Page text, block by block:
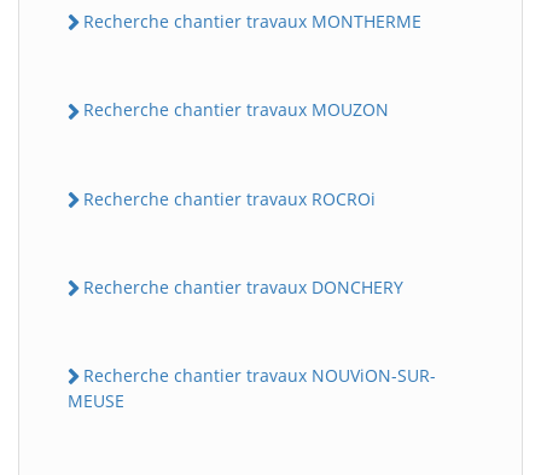
Recherche chantier travaux MONTHERME
Recherche chantier travaux MOUZON
Recherche chantier travaux ROCROi
Recherche chantier travaux DONCHERY
Recherche chantier travaux NOUViON-SUR-
MEUSE